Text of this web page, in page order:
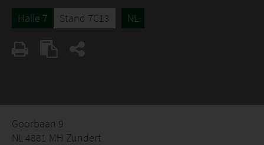
Halle 7 Stand 7C13 NL
Goorbaan 9
NL 4881 MH Zundert